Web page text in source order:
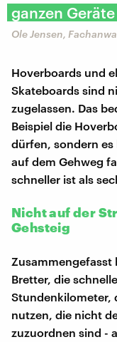
ganzen
Ole Jensen,
Hoverboards und
Skateboards sind
zugelassen. Das
Beispiel die
dürfen, sondern
auf dem Gehweg
schneller ist als
Nicht auf der
Gehsteig
Zusammengefasst
Bretter, die
Stundenkilometer,
nutzen, die nicht
zuzuordnen sind -